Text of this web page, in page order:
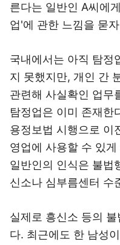
른다는 일반인 A씨에
업'에 관한 느낌을 묻
국내에서는 아직 탐정
지 못했지만, 개인 간
관련해 사실확인 업무
탐정업은 이미 존재한
용정보법 시행으로 이
영업에 사용할 수 있
일반인의 인식은 불법
신소나 심부름센터 수
실제로 흥신소 등의
다. 최근에도 한 남성